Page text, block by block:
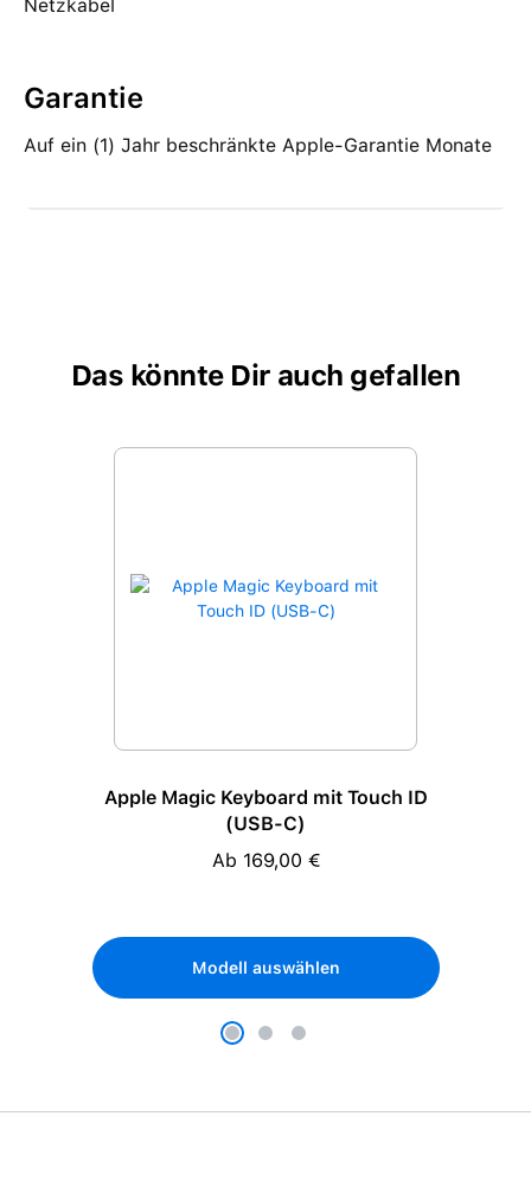
Netzkabel
Garantie
Auf ein (1) Jahr beschränkte Apple-Garantie Monate
Das könnte Dir auch gefallen
Produktgalerie überspringen
Apple Magic Keyboard mit Touch ID
(USB-C)
Regulärer Preis:
Ab 169,00 €
Modell auswählen